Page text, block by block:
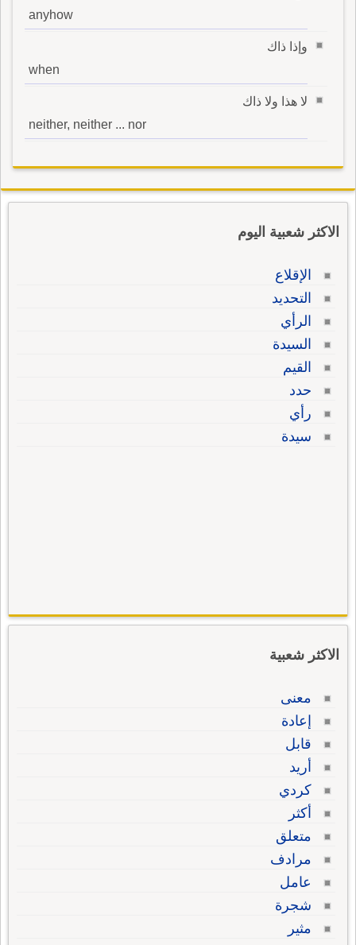
anyhow
وإذا ذاك
when
لا هذا ولا ذاك
neither, neither ... nor
الاكثر شعبية اليوم
الإقلاع
التحديد
الرأي
السيدة
القيم
حدد
رأي
سيدة
الاكثر شعبية
معنى
إعادة
قابل
أريد
كردي
أكثر
متعلق
مرادف
عامل
شجرة
مثير